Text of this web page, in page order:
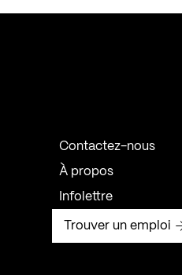
Contactez-nous
À propos
Infolettre
Trouver un emploi